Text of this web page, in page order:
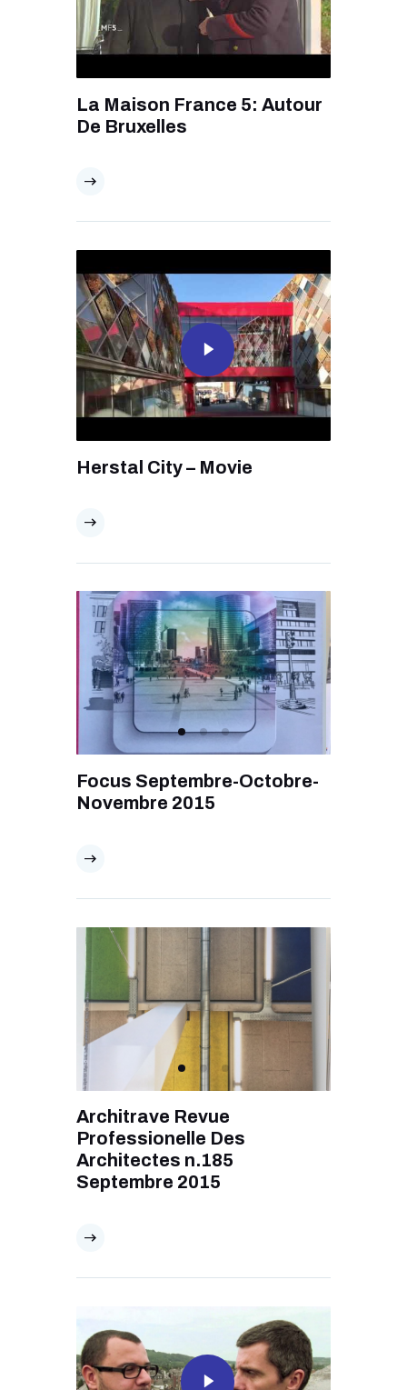
La Maison France 5: Autour
De Bruxelles
Herstal City – Movie
Focus Septembre-Octobre-
Novembre 2015
Architrave Revue
Professionelle Des
Architectes n.185
Septembre 2015